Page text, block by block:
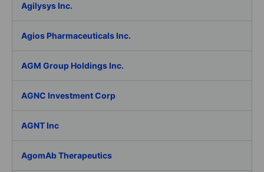
Agilysys Inc.
Agios Pharmaceuticals Inc.
AGM Group Holdings Inc.
AGNC Investment Corp
AGNT Inc
AgomAb Therapeutics